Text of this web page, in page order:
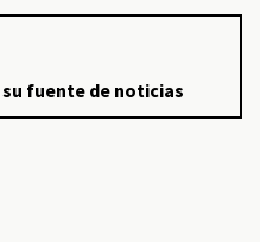
fuente de noticias